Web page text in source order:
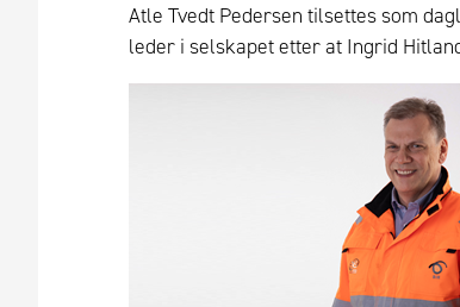
Atle Tvedt Pedersen tilsettes som
leder i selskapet etter at Ingrid